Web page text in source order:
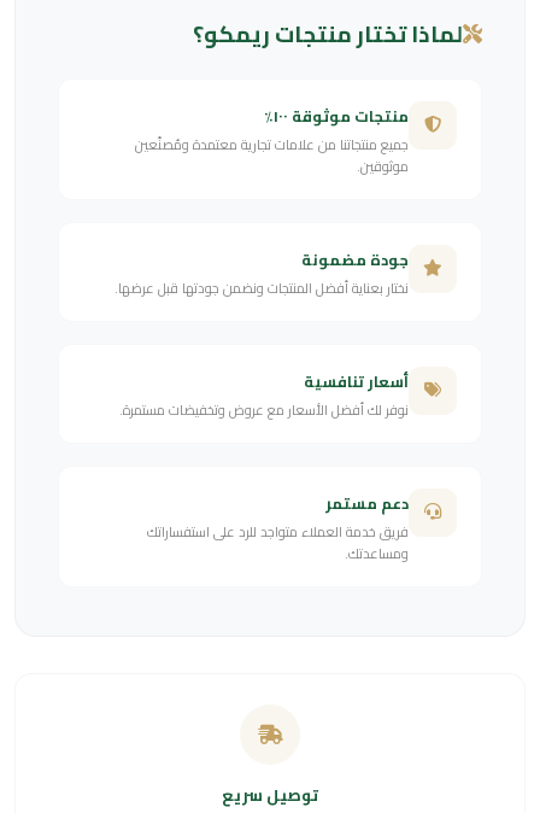
لماذا تختار منتجات ريمكو؟
منتجات موثوقة ١٠٠٪
جميع منتجاتنا من علامات تجارية معتمدة ومُصنّعين
موثوقين.
جودة مضمونة
نختار بعناية أفضل المنتجات ونضمن جودتها قبل عرضها.
أسعار تنافسية
نوفر لك أفضل الأسعار مع عروض وتخفيضات مستمرة.
دعم مستمر
فريق خدمة العملاء متواجد للرد على استفساراتك
ومساعدتك.
توصيل سريع